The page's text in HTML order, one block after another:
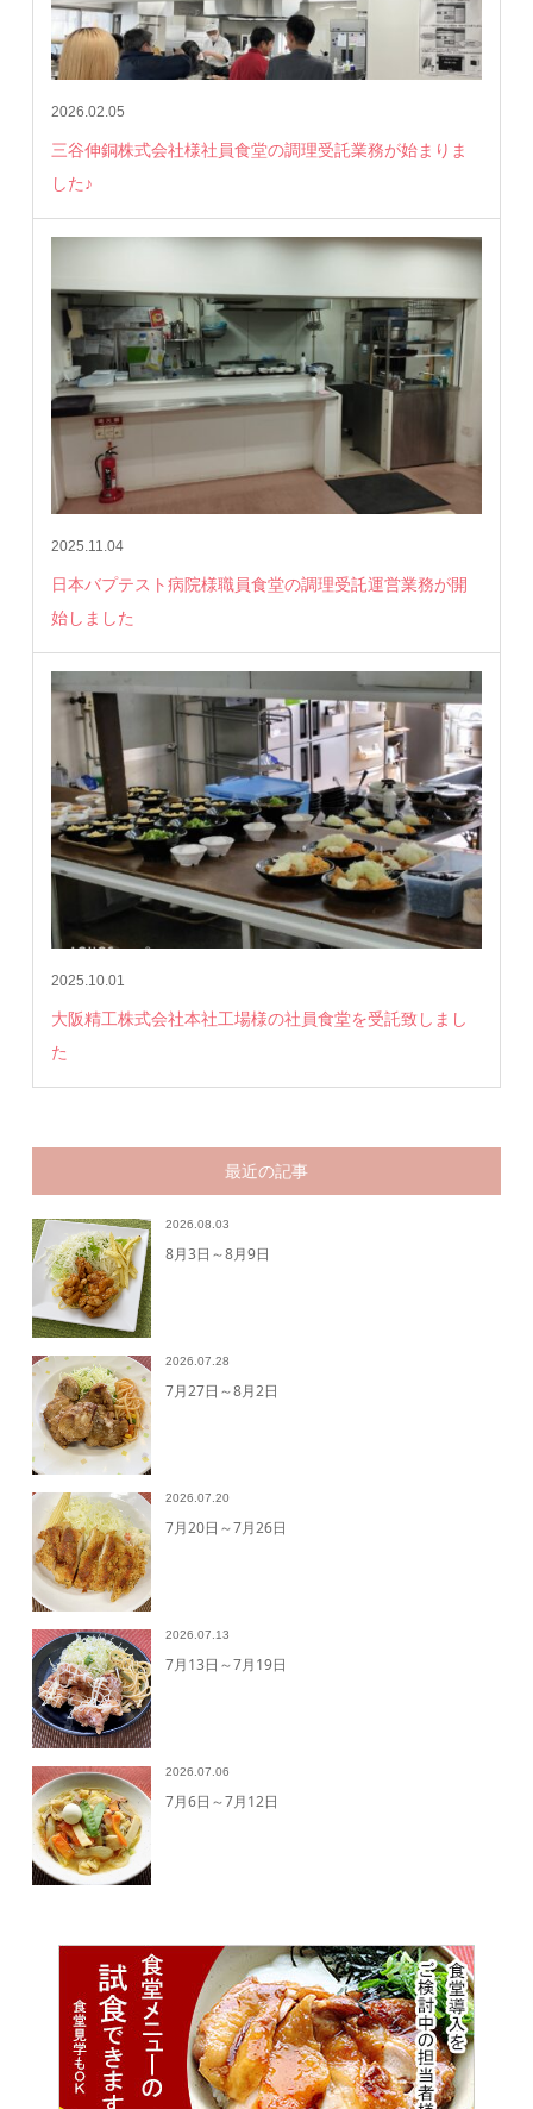
2026.02.05
三谷伸銅株式会社様社員食堂の調理受託業務が始まりま
した♪
2025.11.04
日本バプテスト病院様職員食堂の調理受託運営業務が開
始しました
2025.10.01
大阪精工株式会社本社工場様の社員食堂を受託致しまし
た
最近の記事
2026.08.03
8月3日～8月9日
2026.07.28
7月27日～8月2日
2026.07.20
7月20日～7月26日
2026.07.13
7月13日～7月19日
2026.07.06
7月6日～7月12日